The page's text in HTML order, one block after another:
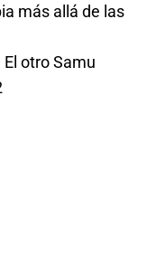
más allá de las
otro Samu